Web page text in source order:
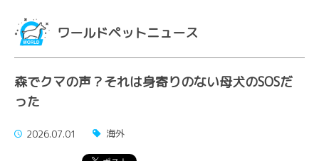
ワールドペットニュース
森でクマの声？それは身寄りのない母犬のSOSだ
った
2026.07.01 海外